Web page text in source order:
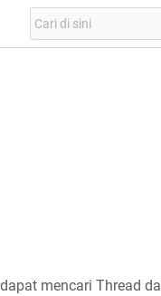
mencari Thread